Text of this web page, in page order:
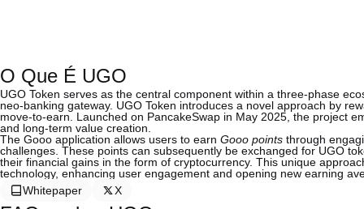
O Que É UGO
UGO Token serves as the central component within a three-phase
neo-banking gateway. UGO Token introduces a novel approach by
move-to-earn. Launched on PancakeSwap in May 2025, the project
and long-term value creation.
The Gooo application allows users to earn Gooo points through
challenges. These points can subsequently be exchanged for UGO
their financial gains in the form of cryptocurrency. This unique
technology, enhancing user engagement and opening new earning
Whitepaper
X